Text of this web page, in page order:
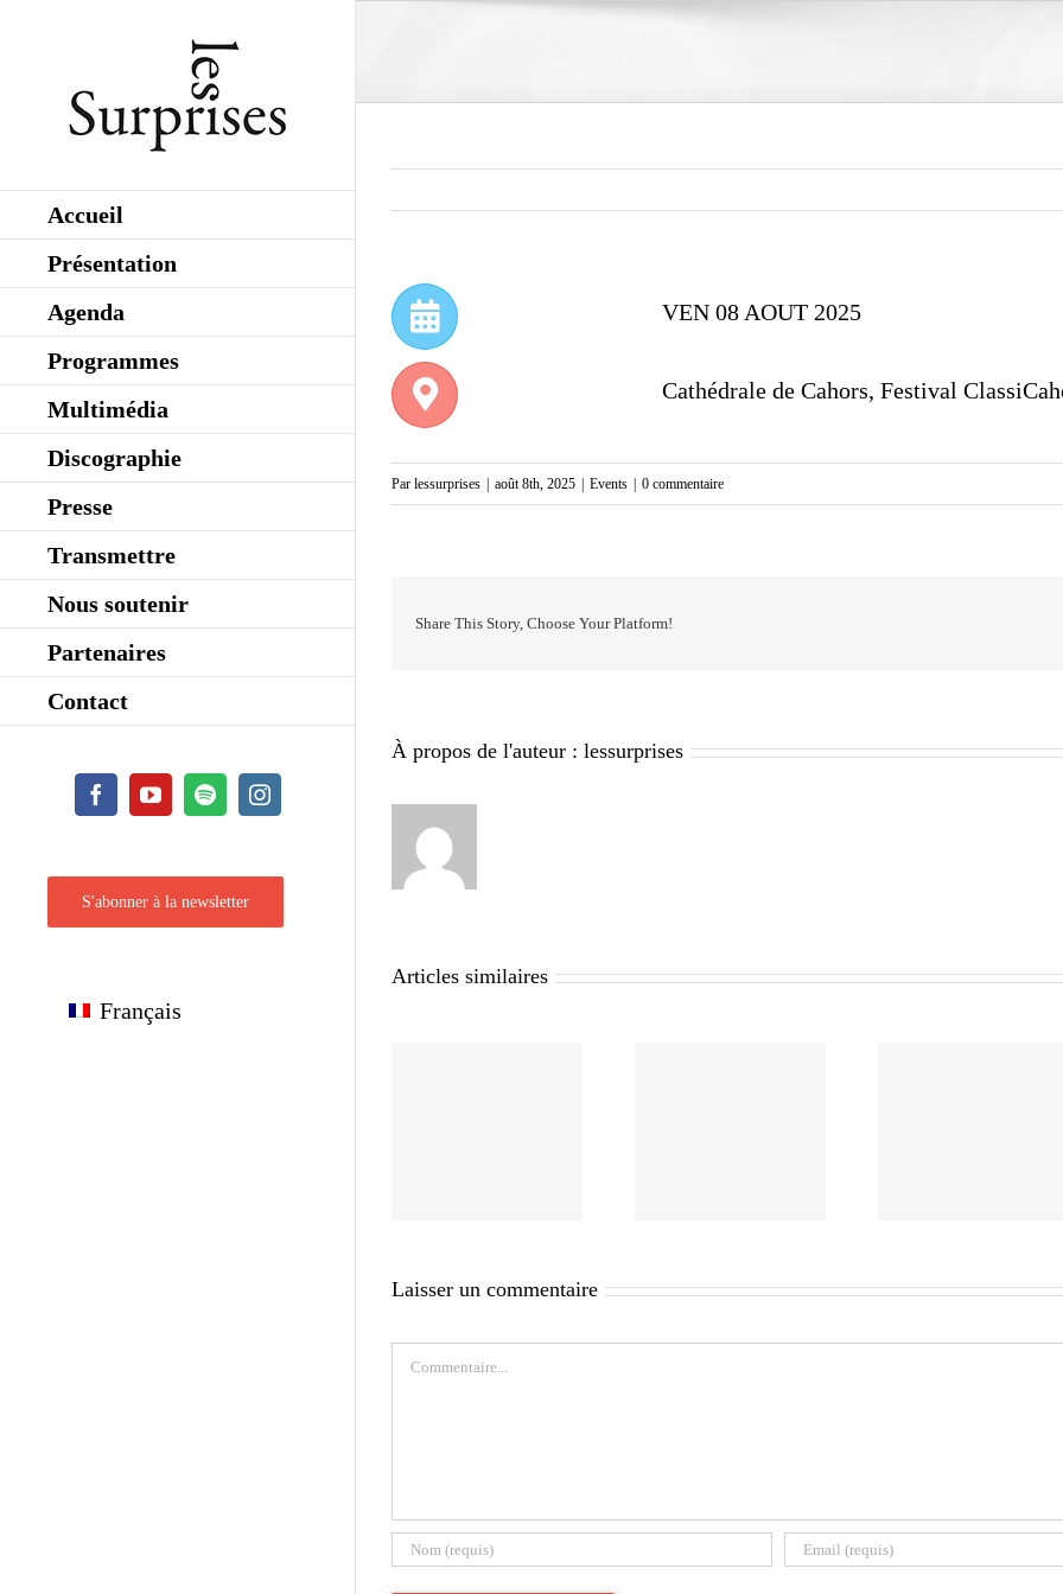
Accueil
Présentation
Agenda
Programmes
Multimédia
Discographie
Presse
Transmettre
Nous soutenir
Partenaires
Contact
FacebookYouTubeSpotifyInstagram
S'abonner à la newsletter
Français
VEN 08 AOUT 2025
Cathédrale de Cahors, Festival
Par lessurprises août 8th, 2025 Events 0 commentaire
Share This Story, Choose Your Platform!
À propos de l'auteur : lessurprises
Articles similaires
Laisser un commentaire
Commentaire